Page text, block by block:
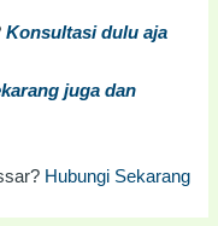
Konsultasi dulu aja
juga dan
Hubungi Sekarang